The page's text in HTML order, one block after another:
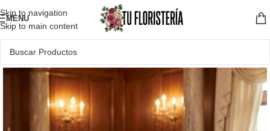
Skip to navigation
Skip to main content
MENU